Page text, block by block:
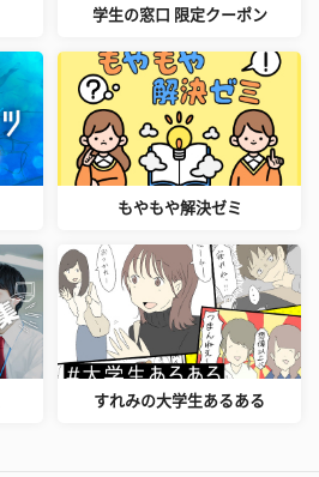
学生の窓口 限定クーポン
もやもや解決ゼミ
すれみの大学生あるある